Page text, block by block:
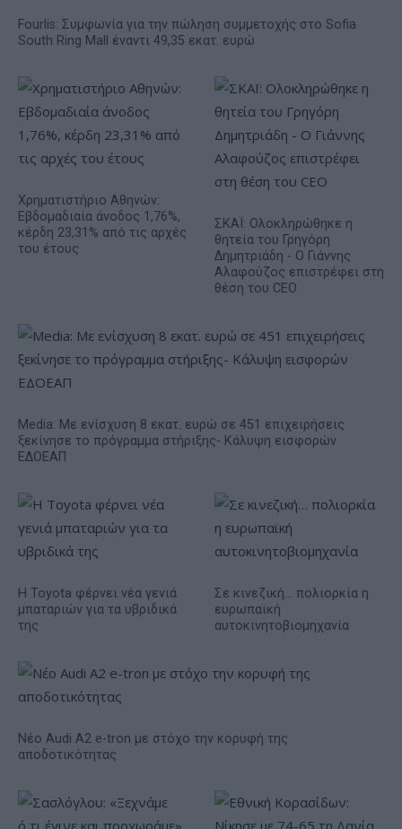
Fourlis: Συμφωνία για την πώληση συμμετοχής στο Sofia
South Ring Mall έναντι 49,35 εκατ. ευρώ
Χρηματιστήριο Αθηνών:
Εβδομαδιαία άνοδος 1,76%,
κέρδη 23,31% από τις αρχές
του έτους
ΣΚΑΪ: Ολοκληρώθηκε η
θητεία του Γρηγόρη
Δημητριάδη - Ο Γιάννης
Αλαφούζος επιστρέφει στη
θέση του CEO
Media: Με ενίσχυση 8 εκατ. ευρώ σε 451 επιχειρήσεις
ξεκίνησε το πρόγραμμα στήριξης- Κάλυψη εισφορών
ΕΔΟΕΑΠ
Η Toyota φέρνει νέα γενιά
μπαταριών για τα υβριδικά
της
Σε κινεζική… πολιορκία η
ευρωπαϊκή
αυτοκινητοβιομηχανία
Νέο Audi A2 e-tron με στόχο την κορυφή της
αποδοτικότητας